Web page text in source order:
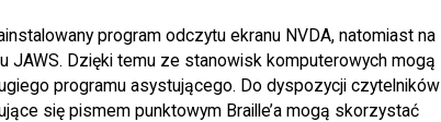
program odczytu ekranu NVDA, natomiast na
Dzięki temu ze stanowisk komputerowych mogą
programu asystującego. Do dyspozycji czytelników
się pismem punktowym Braille’a mogą skorzystać